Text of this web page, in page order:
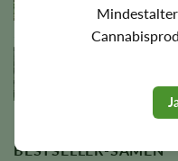
Rated4.75
out of 5
35.00€
BESTSELLER-SAMEN